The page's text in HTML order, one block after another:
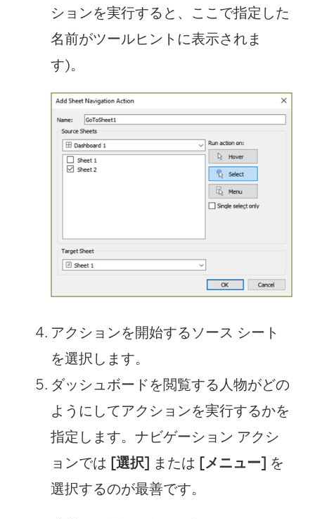
ションを実行すると、ここで指定した
名前がツールヒントに表示されま
す)。
アクションを開始するソース シート
を選択します。
ダッシュボードを閲覧する人物がどの
ようにしてアクションを実行するかを
指定します。ナビゲーション アクシ
ョンでは [選択] または [メニュー] を
選択するのが最善です。